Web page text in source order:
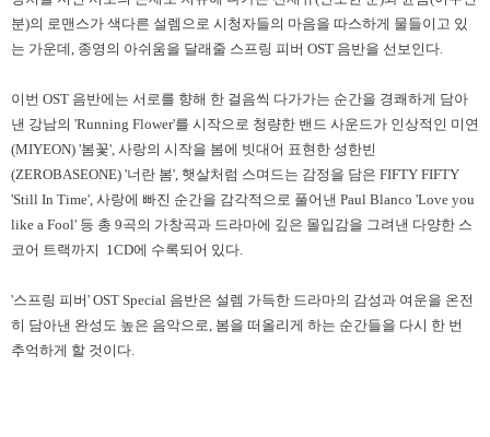
분)의 로맨스가 색다른 설렘으로 시청자들의 마음을 따스하게 물들이고 있
는 가운데 종영의 아쉬움을 달래줄 스프링 피버 OST 음반을 선보인다
이번 OST 음반에는 서로를 향해 한 걸음씩 다가가는 순간을 경쾌하게 담아
낸 강남의 'Running Flower'를 시작으로 청량한 밴드 사운드가 인상적인 미연
(MIYEON) '봄꽃', 사랑의 시작을 봄에 빗대어 표현한 성한빈
(ZEROBASEONE) '너란 봄', 햇살처럼 스며드는 감정을 담은 FIFTY FIFTY
'Still In Time', 사랑에 빠진 순간을 감각적으로 풀어낸 Paul Blanco 'Love you
like a Fool' 등 총 9곡의 가창곡과 드라마에 깊은 몰입감을 그려낸 다양한 스
코어 트랙까지 1CD에 수록되어 있다
'스프링 피버' OST Special 음반은 설렘 가득한 드라마의 감성과 여운을 온전
히 담아낸 완성도 높은 음악으로 봄을 떠올리게 하는 순간들을 다시 한 번
추억하게 할 것이다